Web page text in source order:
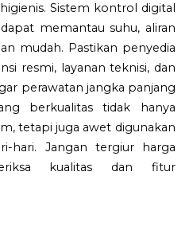
Sistem kontrol digital
memantau suhu, aliran
mudah. Pastikan penyedia
resmi, layanan teknisi, dan
perawatan jangka panjang
berkualitas tidak hanya
tetapi juga awet digunakan
hari. Jangan tergiur harga
kualitas dan fitur